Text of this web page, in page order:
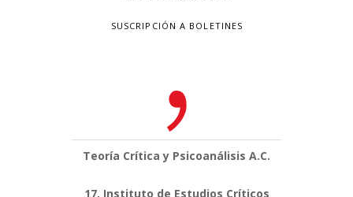
SUSCRIPCIÓN A BOLETINES
Teoría Crítica y Psicoanálisis A.C.
17, Instituto de Estudios Críticos